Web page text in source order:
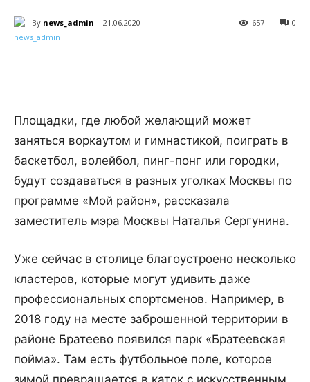
By news_admin 21.06.2020 0
657
Площадки, где любой желающий может
заняться воркаутом и гимнастикой, поиграть в
баскетбол, волейбол, пинг-понг или городки,
будут создаваться в разных уголках Москвы по
программе «Мой район», рассказала
заместитель мэра Москвы Наталья Сергунина.
Уже сейчас в столице благоустроено несколько
кластеров, которые могут удивить даже
профессиональных спортсменов. Например, в
2018 году на месте заброшенной территории в
районе Братеево появился парк «Братеевская
пойма». Там есть футбольное поле, которое